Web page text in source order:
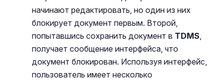
начинают редактировать, но один из них
блокирует документ первым. Второй,
попытавшись сохранить документ в TDMS,
получает сообщение интерфейса, что
документ блокирован. Используя интерфейс,
пользователь имеет несколько